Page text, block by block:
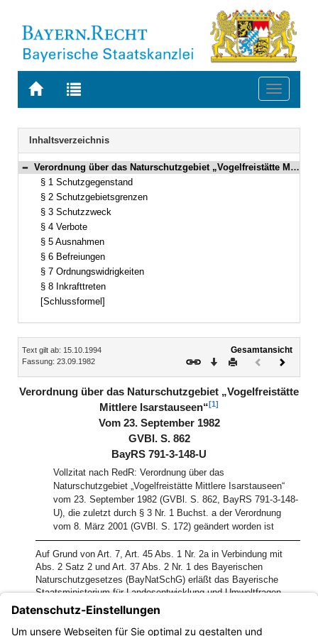
Zur
BAYERN.RECHT
Zur
letzten
Suche
Toggle
Navigation
Inhaltsverzeichnis
Bereich reduzieren
Verordnung über das Naturschutzgebiet „Vogelfreistätte Mittlere Isarstauseen“ Vom 23. September 1982 GVBl. S. 862 BayRS 791-3-148-U (§§ 1–8)
§ 1 Schutzgegenstand
§ 2 Schutzgebietsgrenzen
§ 3 Schutzzweck
§ 4 Verbote
§ 5 Ausnahmen
§ 6 Befreiungen
§ 7 Ordnungswidrigkeiten
§ 8 Inkrafttreten
[Schlussformel]
Inhalt
Text gilt ab: 15.10.1994
Fassung: 23.09.1982
Gesamtansicht
Download
DruckenVorheriges
Verordnung über das Naturschutzgebiet „Vogelfreistätte
Mittlere Isarstauseen“ [1]
Vom 23. September 1982
GVBl. S. 862
BayRS 791-3-148-U
Vollzitat nach RedR: Verordnung über das
Naturschutzgebiet „Vogelfreistätte Mittlere Isarstauseen“
vom 23. September 1982 (GVBl. S. 862, BayRS 791-3-148-
U), die zuletzt durch § 3 Nr. 1 Buchst. a der Verordnung
vom 8. März 2001 (GVBl. S. 172) geändert worden ist
Auf Grund von Art. 7, Art. 45 Abs. 1 Nr. 2a in Verbindung mit
Abs. 2 Satz 2 und Art. 37 Abs. 2 Nr. 1 des Bayerischen
Naturschutzgesetzes (BayNatSchG) erläßt das Bayerische
Staatsministerium für Landesentwicklung und Umweltfragen
folgende Verordnung:
[1] In der Bayerischen Rechtssammlung wurde gem. Art. 8